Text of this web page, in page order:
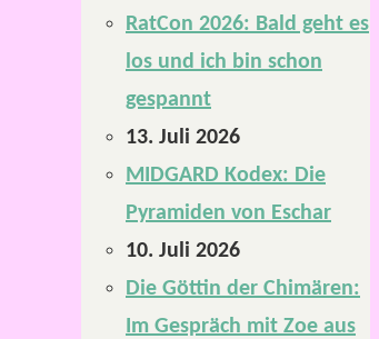
RatCon 2026: Bald geht es
los und ich bin schon
gespannt
13. Juli 2026
MIDGARD Kodex: Die
Pyramiden von Eschar
10. Juli 2026
Die Göttin der Chimären:
Im Gespräch mit Zoe aus